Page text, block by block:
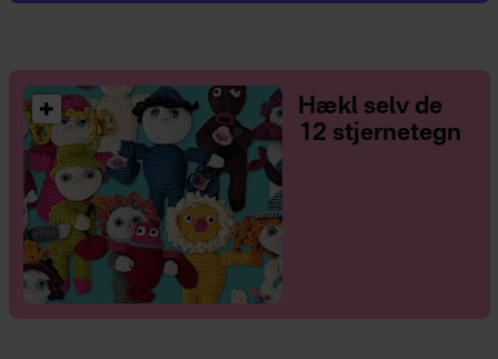
Hækl selv de
12 stjernetegn